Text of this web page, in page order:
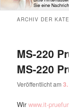
ARCHIV DER
MS-220
MS-220
Veröffentlicht am
Wirwww.it-